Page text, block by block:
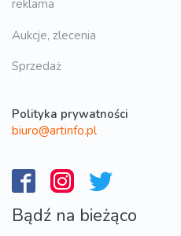
reklama
Aukcje, zlecenia
Sprzedaż
Polityka prywatności
biuro@artinfo.pl
Bądź na bieżąco